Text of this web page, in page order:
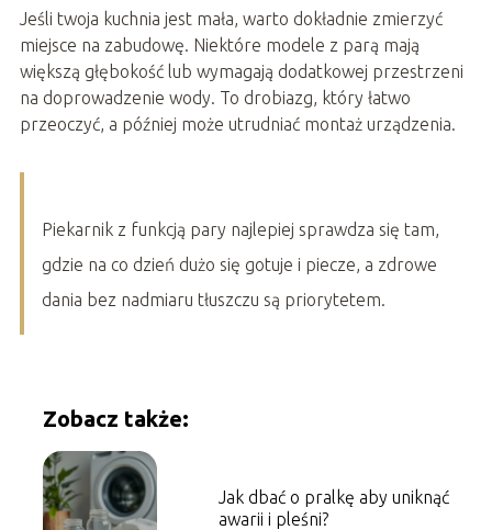
Jeśli twoja kuchnia jest mała, warto dokładnie zmierzyć
miejsce na zabudowę. Niektóre modele z parą mają
większą głębokość lub wymagają dodatkowej przestrzeni
na doprowadzenie wody. To drobiazg, który łatwo
przeoczyć, a później może utrudniać montaż urządzenia.
Piekarnik z funkcją pary najlepiej sprawdza się tam,
gdzie na co dzień dużo się gotuje i piecze, a zdrowe
dania bez nadmiaru tłuszczu są priorytetem.
Zobacz także:
Jak dbać o pralkę aby uniknąć
awarii i pleśni?